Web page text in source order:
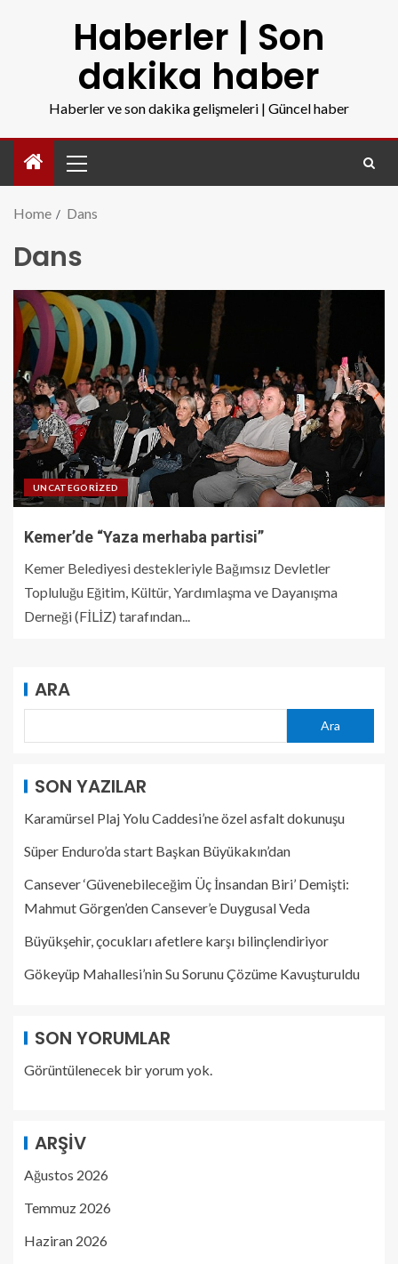
Haberler | Son
dakika haber
Haberler ve son dakika gelişmeleri | Güncel haber
Home Dans
Dans
UNCATEGORIZED
Kemer’de “Yaza merhaba partisi”
Kemer Belediyesi destekleriyle Bağımsız Devletler
Topluluğu Eğitim, Kültür, Yardımlaşma ve Dayanışma
Derneği (FİLİZ) tarafından...
ARA
Ara
SON YAZILAR
Karamürsel Plaj Yolu Caddesi’ne özel asfalt dokunuşu
Süper Enduro’da start Başkan Büyükakın’dan
Cansever ‘Güvenebileceğim Üç İnsandan Biri’ Demişti:
Mahmut Görgen’den Cansever’e Duygusal Veda
Büyükşehir, çocukları afetlere karşı bilinçlendiriyor
Gökeyüp Mahallesi’nin Su Sorunu Çözüme Kavuşturuldu
SON YORUMLAR
Görüntülenecek bir yorum yok.
ARŞIV
Ağustos 2026
Temmuz 2026
Haziran 2026